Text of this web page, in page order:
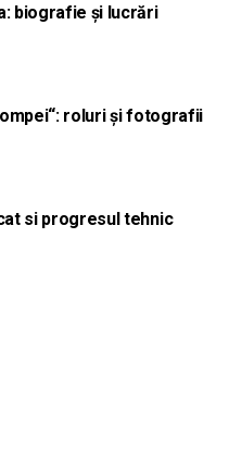
biografie și lucrări
roluri și fotografii
si progresul tehnic